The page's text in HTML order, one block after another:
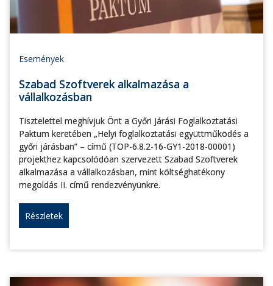
Események
Szabad Szoftverek alkalmazása a
vállalkozásban
Tisztelettel meghívjuk Önt a Győri Járási Foglalkoztatási
Paktum keretében „Helyi foglalkoztatási együttműködés a
győri járásban” – című (TOP-6.8.2-16-GY1-2018-00001)
projekthez kapcsolódóan szervezett Szabad Szoftverek
alkalmazása a vállalkozásban, mint költséghatékony
megoldás II. című rendezvényünkre.
Részletek